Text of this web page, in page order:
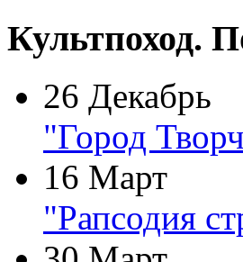
Культпоход.
26 Декабрь
"Город
16 Март
"Рапсодия